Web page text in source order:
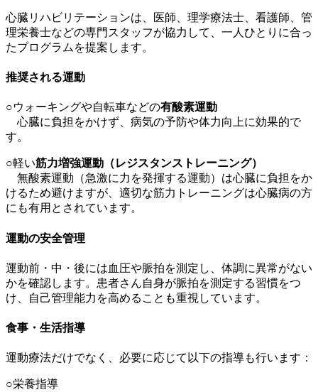
心臓リハビリテーションは、医師、理学療法士、看護師、管
理栄養士などの専門スタッフが協力して、一人ひとりに合っ
たプログラムを提案します。
推奨される運動
○ウォーキングや自転車などの有酸素運動
心臓に負担をかけず、病気の予防や体力向上に効果的で
す。
○軽い筋力増強運動（レジスタンストレーニング）
無酸素運動（急激に力を発揮する運動）は心臓に負担をか
けるため避けますが、適切な筋力トレーニングは心臓病の方
にも有用とされています。
運動の安全管理
運動前・中・後には血圧や脈拍を測定し、体調に異常がない
かを確認します。患者さん自身が脈拍を測定する習慣をつ
け、自己管理能力を高めることも重視しています。
食事・生活指導
運動療法だけでなく、必要に応じて以下の指導も行います：
○栄養指導